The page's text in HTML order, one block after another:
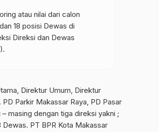
atau nilai dari calon
18 posisi Dewas di
Direksi dan Dewas
Direktur Umum, Direktur
Parkir Makassar Raya, PD Pasar
masing dengan tiga direksi yakni ;
PT BPR Kota Makassar